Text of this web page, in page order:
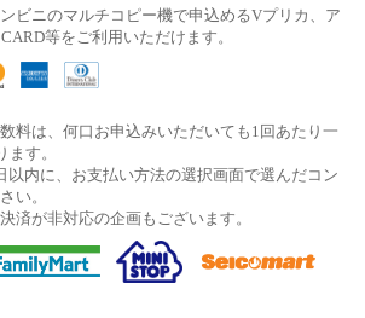
ビニのマルチコピー機で申込めるVプリカ、ア
等をご利用いただけます。
料は、何口お申込みいただいても1回あたり一
す。
以内に、お支払い方法の選択画面で選んだコン
い。
済が非対応の企画もございます。